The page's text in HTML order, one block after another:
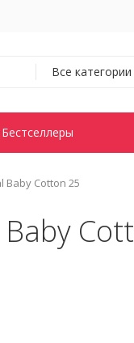
Все категории
Бестселлеры
Baby Cotton 25